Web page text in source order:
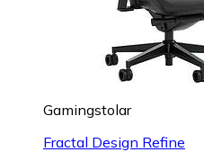
Gamingstolar
Fractal Design Refine